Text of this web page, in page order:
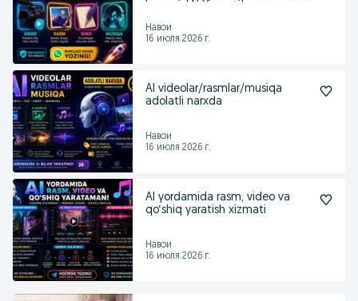
Навои
16 июля 2026 г.
AI videolar/rasmlar/musiqa
adolatli narxda
Навои
16 июля 2026 г.
AI yordamida rasm, video va
qo‘shiq yaratish xizmati
Навои
16 июля 2026 г.